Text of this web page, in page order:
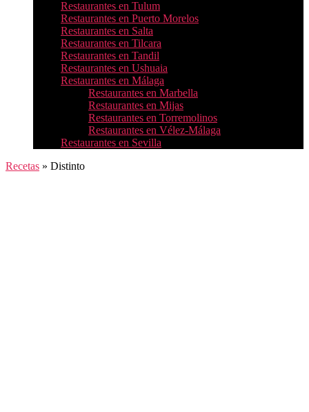
Restaurantes en Tulum
Restaurantes en Puerto Morelos
Restaurantes en Salta
Restaurantes en Tilcara
Restaurantes en Tandil
Restaurantes en Ushuaia
Restaurantes en Málaga
Restaurantes en Marbella
Restaurantes en Mijas
Restaurantes en Torremolinos
Restaurantes en Vélez-Málaga
Restaurantes en Sevilla
Recetas » Distinto